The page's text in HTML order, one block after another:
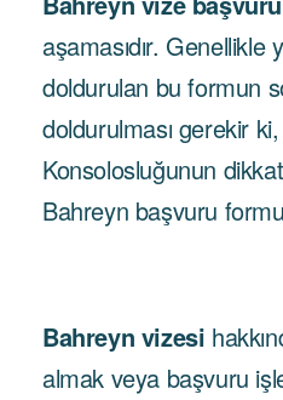
aşamasıdır. Genellikle
doldurulan bu formun
doldurulması gerekir
Konsolosluğunun
Bahreyn başvuru
Bahreyn vizesi
almak veya başvuru